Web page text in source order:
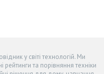
у світі технологій. Ми
рейтинги та порівняння техніки